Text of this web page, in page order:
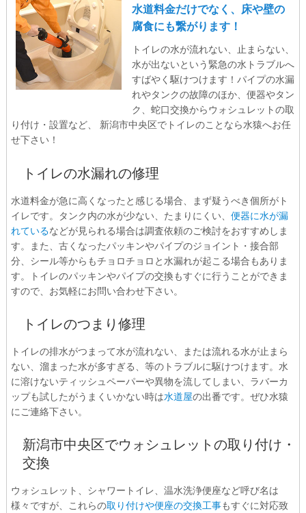
水道料金だけでなく、床や壁の
腐食にも繋がります！
トイレの水が流れない、止まらない、
水が出ないという緊急の水トラブルへ
すばやく駆けつけます！パイプの水漏
れやタンクの故障のほか、便器やタン
ク、蛇口交換からウォシュレットの取
り付け・設置など、 新潟市中央区でトイレのことなら水猿へお任
せ下さい！
トイレの水漏れの修理
水道料金が急に高くなったと感じる場合、まず疑うべき個所がト
イレです。タンク内の水が少ない、たまりにくい、便器に水が漏
れているなどが見られる場合は調査依頼のご検討をおすすめしま
す。また、古くなったパッキンやパイプのジョイント・接合部
分、シール等からもチョロチョロと水漏れが起こる場合もありま
す。トイレのパッキンやパイプの交換もすぐに行うことができま
すので、お気軽にお問い合わせ下さい。
トイレのつまり修理
トイレの排水がつまって水が流れない、または流れる水が止まら
ない、溜まった水が多すぎる、等のトラブルに駆けつけます。水
に溶けないティッシュペーパーや異物を流してしまい、ラバーカ
ップも試したがうまくいかない時は水道屋の出番です。ぜひ水猿
にご連絡下さい。
新潟市中央区でウォシュレットの取り付け・
交換
ウォシュレット、シャワートイレ、温水洗浄便座など呼び名は
様々ですが、これらの取り付けや便座の交換工事もすぐに対応致